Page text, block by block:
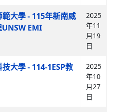
大學 - 115年新南威
EMI
2025
年11
月19
日
大學 - 114-1ESP教
2025
年10
月27
日